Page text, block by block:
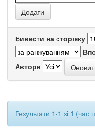
Вивести на сторінку
Автори
Результати 1-1 зі 1